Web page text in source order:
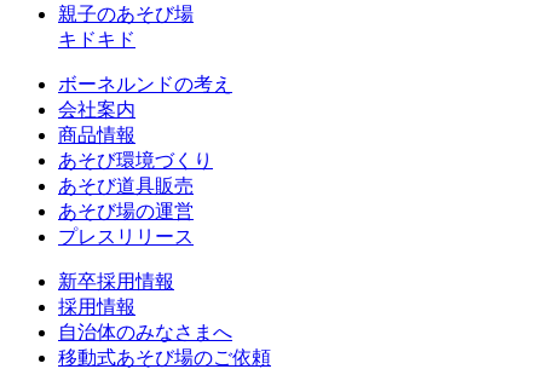
親子のあそび場
キドキド
ボーネルンドの考え
会社案内
商品情報
あそび環境づくり
あそび道具販売
あそび場の運営
プレスリリース
新卒採用情報
採用情報
自治体のみなさまへ
移動式あそび場のご依頼